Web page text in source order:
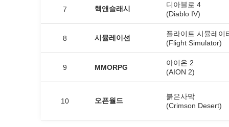
7 핵앤슬래시
디아블로 4
(Diablo IV)
8 시뮬레이션
플라이트 시뮬레이
(Flight Simulator)
9 MMORPG
아이온 2
(AION 2)
10 오픈월드
붉은사막
(Crimson Desert)